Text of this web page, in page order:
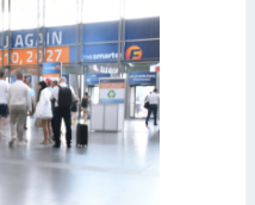
wirtschaftlich
Abhängigkeiten und
in Deutschland),
der Erneuerbaren
„Dunkelflauten“
ist in der
Bremsen sitzen
wirtschaftlichen
wurde KI-